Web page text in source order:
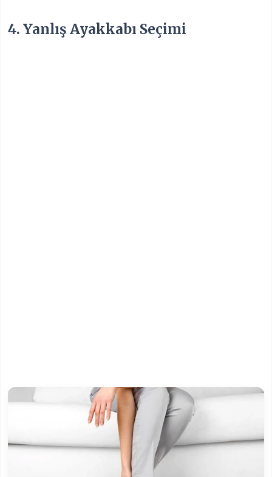
4. Yanlış Ayakkabı Seçimi